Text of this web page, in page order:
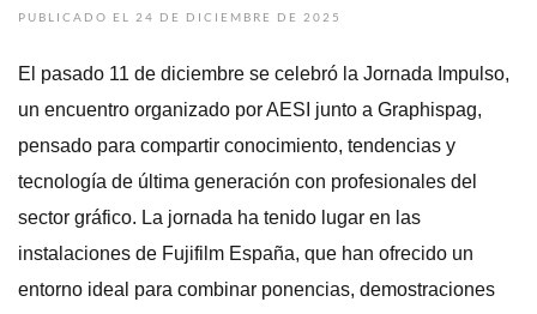
PUBLICADO EL 24 DE DICIEMBRE DE 2025
El pasado 11 de diciembre se celebró la Jornada Impulso,
un encuentro organizado por AESI junto a Graphispag,
pensado para compartir conocimiento, tendencias y
tecnología de última generación con profesionales del
sector gráfico. La jornada ha tenido lugar en las
instalaciones de Fujifilm España, que han ofrecido un
entorno ideal para combinar ponencias, demostraciones